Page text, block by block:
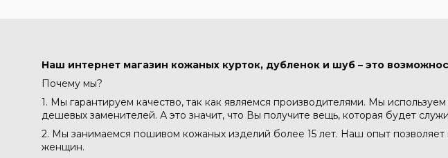
Наш интернет магазин кожаных курток, дубленок и шуб – это
Почему мы?
1. Мы гарантируем качество, так как являемся производителями. Мы
дешевых заменителей. А это значит, что Вы получите вещь, которая будет
2. Мы занимаемся пошивом кожаных изделий более 15 лет. Наш опыт
женщин.